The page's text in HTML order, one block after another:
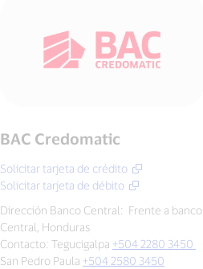
BAC Credomatic
Solicitar tarjeta de crédito
Solicitar tarjeta de débito
Dirección Banco Central: Frente a banco
Central, Honduras
Contacto: Tegucigalpa +504 2280 3450
San Pedro Paula +504 2580 3450